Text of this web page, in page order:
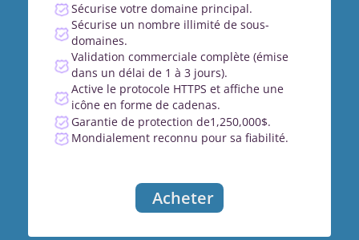
Sécurise votre domaine principal.
Sécurise un nombre illimité de sous-
domaines.
Validation commerciale complète (émise
dans un délai de 1 à 3 jours).
Active le protocole HTTPS et affiche une
icône en forme de cadenas.
Garantie de protection de1,250,000$.
Mondialement reconnu pour sa fiabilité.
Acheter